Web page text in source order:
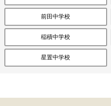
前田中学校
稲積中学校
星置中学校